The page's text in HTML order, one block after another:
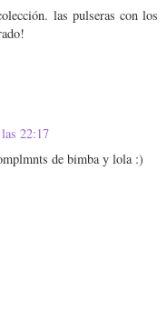
las pulseras con los
22:17
de bimba y lola :)